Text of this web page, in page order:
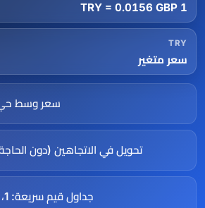
1 TRY = 0.0156 GBP
TRY
سعر متغير
سعر وسط
تحويل في الاتجاهين (دون
جداول قيم سريعة: 1، 5، 10، 100، 1000